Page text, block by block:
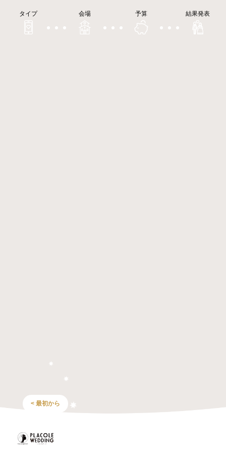
タイプ 会場 予算 結果発表
< 最初から